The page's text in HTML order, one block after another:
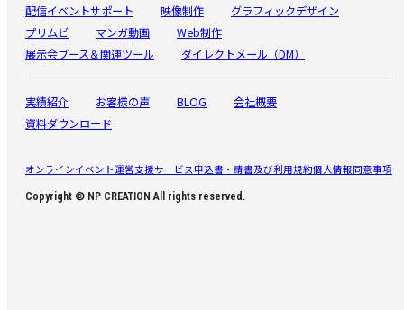
配信イベントサポート 映像制作
グラフィックデザイン
プリムビ
マンガ動画
Web制作
展示会ブース＆関連ツール
ダイレクトメール（DM）
実績紹介 お客様の声 BLOG
会社概要
資料ダウンロード
オンラインイベント運営支援サービス申込書・請書及び利用規約個人情報同意事項
Copyright © NP CREATION All rights reserved.